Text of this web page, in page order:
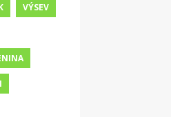
VÝSEV